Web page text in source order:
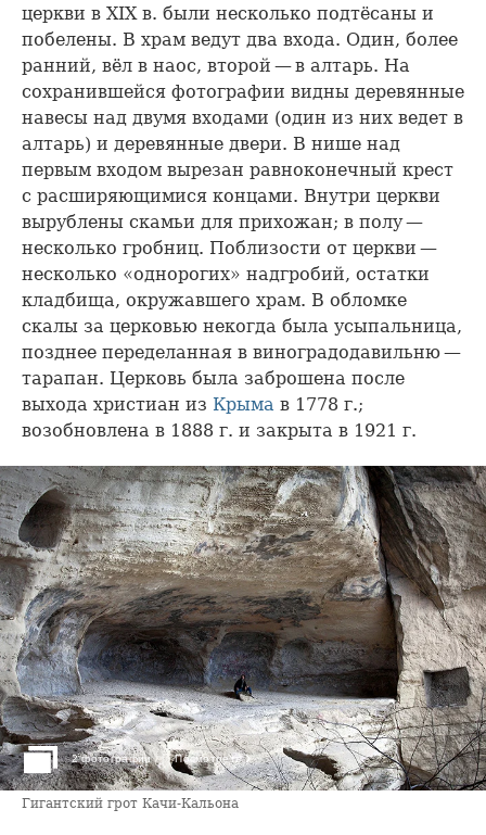
церкви в XIX в. были несколько подтёсаны и
побелены. В храм ведут два входа. Один, более
ранний, вёл в наос, второй — в алтарь. На
сохранившейся фотографии видны деревянные
навесы над двумя входами (один из них ведет в
алтарь) и деревянные двери. В нише над
первым входом вырезан равноконечный крест
с расширяющимися концами. Внутри церкви
вырублены скамьи для прихожан; в полу —
несколько гробниц. Поблизости от церкви —
несколько «однорогих» надгробий, остатки
кладбища, окружавшего храм. В обломке
скалы за церковью некогда была усыпальница,
позднее переделанная в виноградодавильню —
тарапан. Церковь была заброшена после
выхода христиан из Крыма в 1778 г.;
возобновлена в 1888 г. и закрыта в 1921 г.
2 фотографии Посмотреть ›
Гигантский грот Качи-Кальона